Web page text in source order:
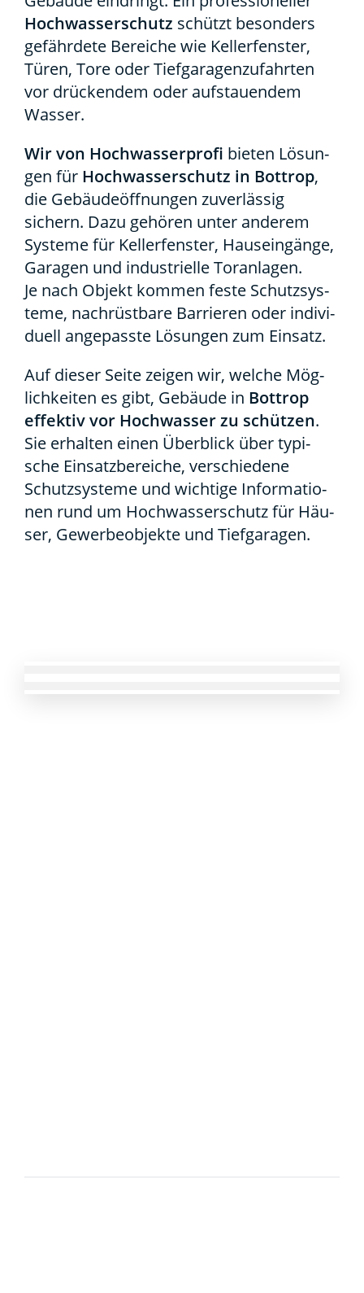
Hoch­was­ser­schutz schützt beson­ders
gefähr­de­te Berei­che wie Kel­ler­fens­ter,
Türen, Tore oder Tief­ga­ra­gen­zu­fahr­ten
vor drü­cken­dem oder auf­stau­en­dem
Was­ser.
Wir von Hoch­was­ser­pro­fi bie­ten Lösun­
gen für Hoch­was­ser­schutz in Bot­trop,
die Gebäu­de­öff­nun­gen zuver­läs­sig
sichern. Dazu gehö­ren unter ande­rem
Sys­te­me für Kel­ler­fens­ter, Haus­ein­gän­ge,
Gara­gen und indus­tri­el­le Tor­an­la­gen.
Je nach Objekt kom­men fes­te Schutz­sys­
te­me, nach­rüst­ba­re Bar­rie­ren oder indi­vi­
du­ell ange­pass­te Lösun­gen zum Ein­satz.
Auf die­ser Sei­te zei­gen wir, wel­che Mög­
lich­kei­ten es gibt, Gebäu­de in Bot­trop
effek­tiv vor Hoch­was­ser zu schüt­zen.
Sie erhal­ten einen Über­blick über typi­
sche Ein­satz­be­rei­che, ver­schie­de­ne
Schutz­sys­te­me und wich­ti­ge Infor­ma­tio­
nen rund um Hoch­was­ser­schutz für Häu­
ser, Gewer­be­ob­jek­te und Tief­ga­ra­gen.